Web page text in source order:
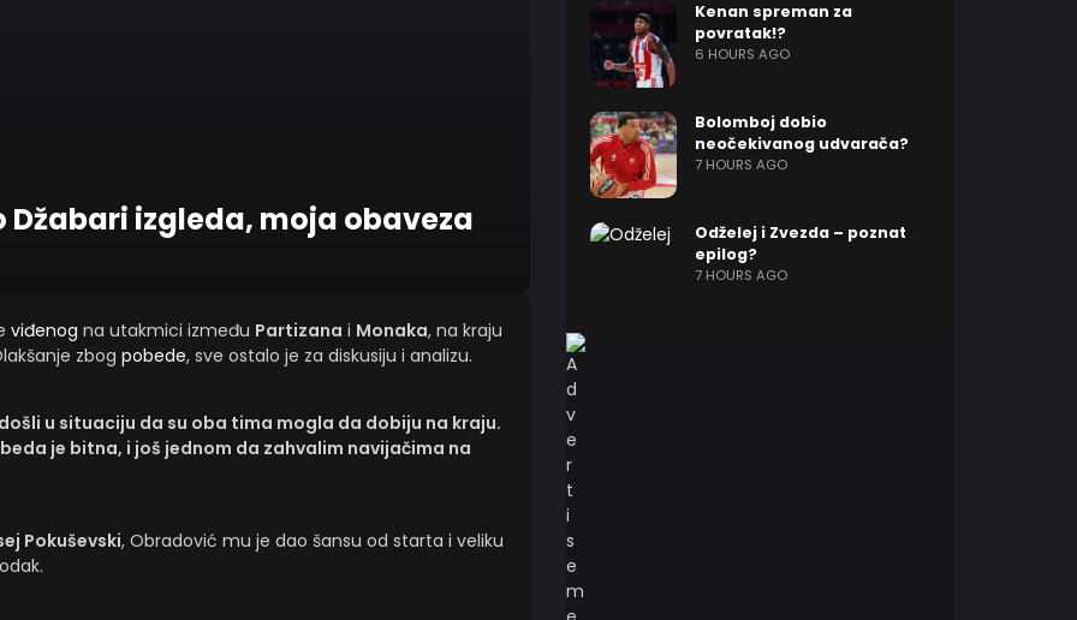
izgleda, moja obaveza
viđenog na utakmici između Partizana i Monaka, na kraju
zbog pobede, sve ostalo je za diskusiju i analizu.
u situaciju da su oba tima mogla da dobiju na kraju.
je bitna, i još jednom da zahvalim navijačima na
Pokuševski, Obradović mu je dao šansu od starta i veliku
Kenan spreman za
povratak!?
6 HOURS AGO
Bolomboj dobio
neočekivanog udvarača?
7 HOURS AGO
Odželej i Zvezda – poznat
epilog?
7 HOURS AGO